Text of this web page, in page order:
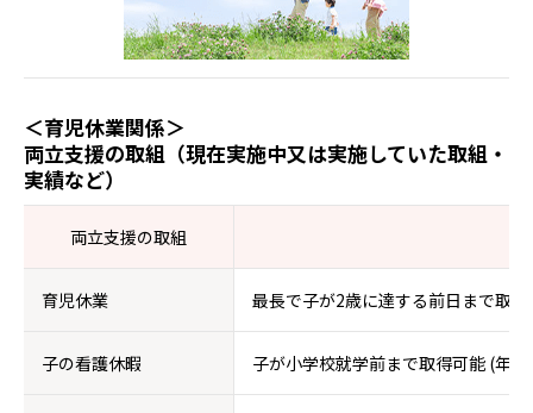
＜育児休業関係＞
両立支援の取組（現在実施中又は実施していた取組・
実績など）
両立支援の取組
育児休業 最長で子が2歳に達する前日まで取得
子の看護休暇 子が小学校就学前まで取得可能 (年